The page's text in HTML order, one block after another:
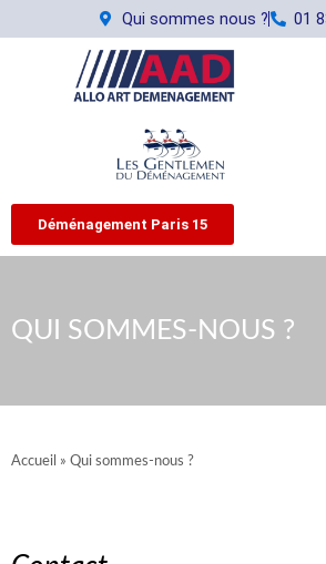
au
Qui sommes nous ? 01
Déménagement Paris 15
QUI SOMMES-NOUS ?
Accueil » Qui sommes-nous ?